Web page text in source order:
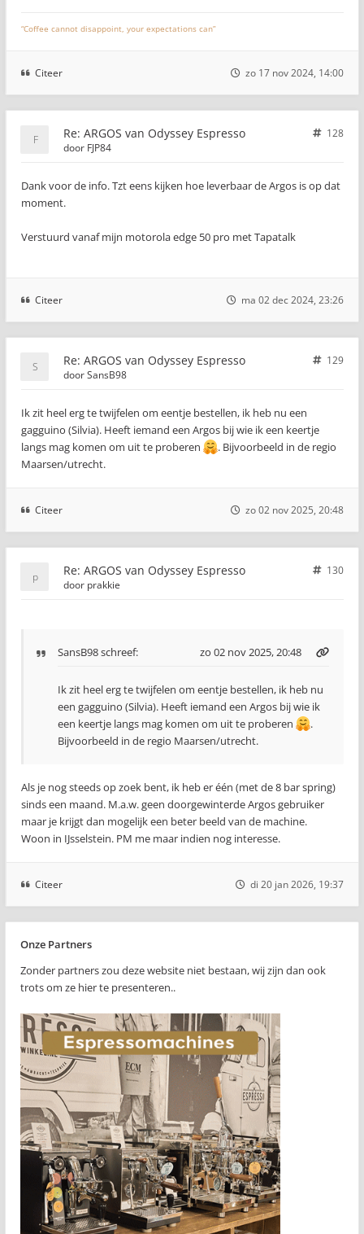
“Coffee cannot disappoint, your expectations can”
Citeer zo 17 nov 2024, 14:00
Re: ARGOS van Odyssey Espresso
128
door FJP84
Dank voor de info. Tzt eens kijken hoe leverbaar de Argos is op dat
moment.
Verstuurd vanaf mijn motorola edge 50 pro met Tapatalk
Citeer ma 02 dec 2024, 23:26
Re: ARGOS van Odyssey Espresso
129
doorSansB98
Ik zit heel erg te twijfelen om eentje bestellen, ik heb nu een
gagguino (Silvia). Heeft iemand een Argos bij wie ik een keertje
langs mag komen om uit te proberen
. Bijvoorbeeld in de regio
Maarsen/utrecht.
Citeer zo 02 nov 2025, 20:48
Re: ARGOS van Odyssey Espresso
130
door prakkie
SansB98schreef: zo 02 nov 2025, 20:48
Ik zit heel erg te twijfelen om eentje bestellen, ik heb nu
een gagguino (Silvia). Heeft iemand een Argos bij wie ik
een keertje langs mag komen om uit te proberen
.
Bijvoorbeeld in de regio Maarsen/utrecht.
Als je nog steeds op zoek bent, ik heb er één (met de 8 bar spring)
sinds een maand. M.a.w. geen doorgewinterde Argos gebruiker
maar je krijgt dan mogelijk een beter beeld van de machine.
Woon in IJsselstein. PM me maar indien nog interesse.
Citeer di 20 jan 2026, 19:37
Onze Partners
Zonder partners zou deze website niet bestaan, wij zijn dan ook
trots om ze hier te presenteren..